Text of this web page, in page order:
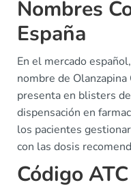
Nombres
España
En el mercado
nombre de
presenta en blisters
dispensación en
los pacientes
con las dosis
Código